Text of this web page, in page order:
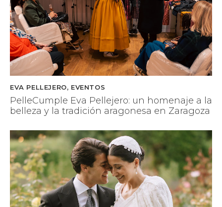
EVA PELLEJERO, EVENTOS
PelleCumple Eva Pellejero: un homenaje a la
belleza y la tradición aragonesa en Zaragoza